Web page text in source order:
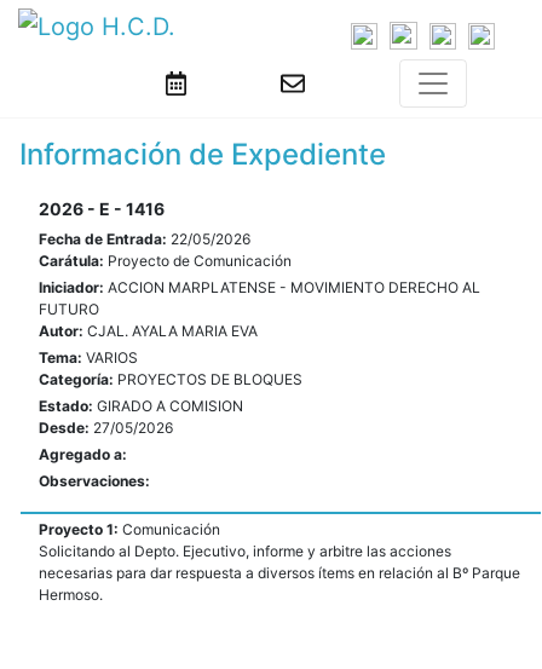
Información de Expediente
2026 - E - 1416
Fecha de Entrada: 22/05/2026
Carátula: Proyecto de Comunicación
Iniciador: ACCION MARPLATENSE - MOVIMIENTO DERECHO AL
FUTURO
Autor: CJAL. AYALA MARIA EVA
Tema: VARIOS
Categoría: PROYECTOS DE BLOQUES
Estado: GIRADO A COMISION
Desde: 27/05/2026
Agregado a:
Observaciones:
Proyecto 1: Comunicación
Solicitando al Depto. Ejecutivo, informe y arbitre las acciones
necesarias para dar respuesta a diversos ítems en relación al Bº Parque
Hermoso.